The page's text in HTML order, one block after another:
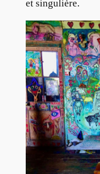
et singulière.